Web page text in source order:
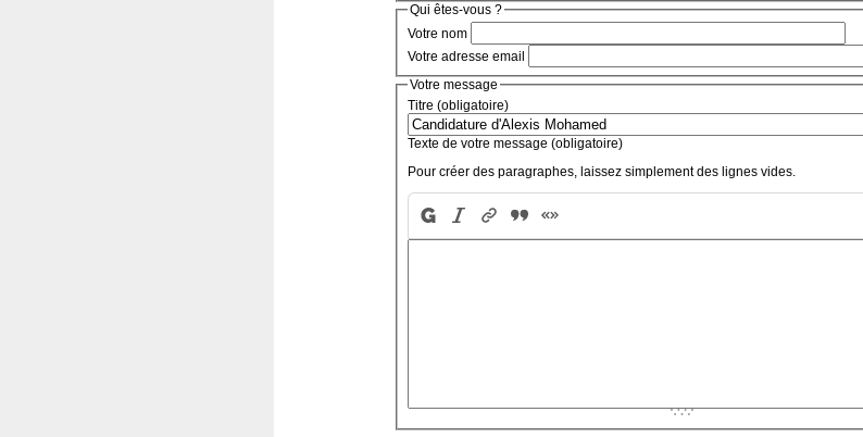
Qui êtes-vous ?
Votre nom
Votre adresse email
Votre message
Titre (obligatoire)
Texte de votre message (obligatoire)
Pour créer des paragraphes, laissez simplement des lignes vides.